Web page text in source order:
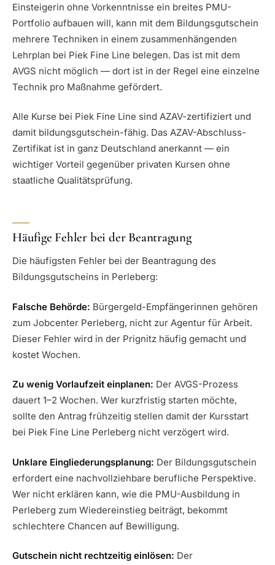
Einsteigerin ohne Vorkenntnisse ein breites PMU-
Portfolio aufbauen will, kann mit dem Bildungsgutschein
mehrere Techniken in einem zusammenhängenden
Lehrplan bei Piek Fine Line belegen. Das ist mit dem
AVGS nicht möglich — dort ist in der Regel eine einzelne
Technik pro Maßnahme gefördert.
Alle Kurse bei Piek Fine Line sind AZAV-zertifiziert und
damit bildungsgutschein-fähig. Das AZAV-Abschluss-
Zertifikat ist in ganz Deutschland anerkannt — ein
wichtiger Vorteil gegenüber privaten Kursen ohne
staatliche Qualitätsprüfung.
Häufige Fehler bei der Beantragung
Die häufigsten Fehler bei der Beantragung des
Bildungsgutscheins in Perleberg:
Falsche Behörde: Bürgergeld-Empfängerinnen gehören
zum Jobcenter Perleberg, nicht zur Agentur für Arbeit.
Dieser Fehler wird in der Prignitz häufig gemacht und
kostet Wochen.
Zu wenig Vorlaufzeit einplanen: Der AVGS-Prozess
dauert 1–2 Wochen. Wer kurzfristig starten möchte,
sollte den Antrag frühzeitig stellen damit der Kursstart
bei Piek Fine Line Perleberg nicht verzögert wird.
Unklare Eingliederungsplanung: Der Bildungsgutschein
erfordert eine nachvollziehbare berufliche Perspektive.
Wer nicht erklären kann, wie die PMU-Ausbildung in
Perleberg zum Wiedereinstieg beiträgt, bekommt
schlechtere Chancen auf Bewilligung.
Gutschein nicht rechtzeitig einlösen: Der